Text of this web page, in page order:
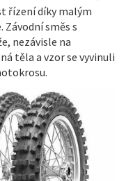
řízení díky malým
směs s
nezávisle na
těla a vzor se vyvinuli